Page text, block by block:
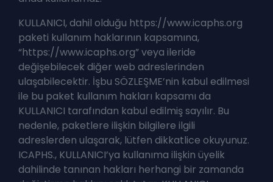
KULLANICI, dahil olduğu https://www.icaphs.org
paketi kullanım haklarının kapsamına,
“https://www.icaphs.org” veya ileride
değişebilecek diğer web adreslerinden
ulaşabilecektir. İşbu SÖZLEŞME’nin kabul edilmesi
ile bu paket kullanım hakları kapsamı da
KULLANICI tarafından kabul edilmiş sayılır. Bu
nedenle, paketlere ilişkin bilgilere ilgili
adreslerden ulaşarak, lütfen dikkatlice okuyunuz.
ICAPHS., KULLANICI’ya kullanıma ilişkin üyelik
dahilinde tanınan hakları herhangi bir zamanda